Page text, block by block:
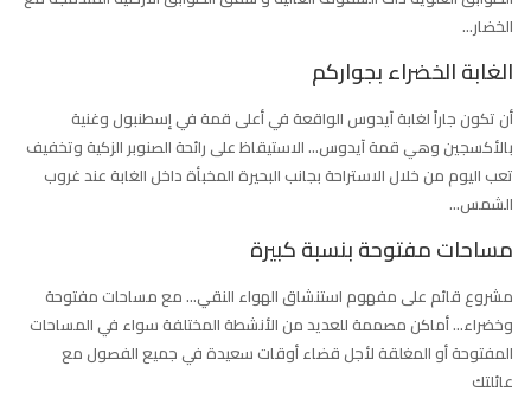
الخضار…
الغابة الخضراء بجواركم
أن تكون جاراً لغابة آيدوس الواقعة في أعلى قمة في إسطنبول وغنية
بالأكسجين وهي قمة آيدوس… الاستيقاظ على رائحة الصنوبر الزكية وتخفيف
تعب اليوم من خلال الاستراحة بجانب البحيرة المخبأة داخل الغابة عند غروب
الشمس…
مساحات مفتوحة بنسبة كبيرة
مشروع قائم على مفهوم استنشاق الهواء النقي… مع مساحات مفتوحة
وخضراء… أماكن مصممة للعديد من الأنشطة المختلفة سواء في المساحات
المفتوحة أو المغلقة لأجل قضاء أوقات سعيدة في جميع الفصول مع
عائلتك